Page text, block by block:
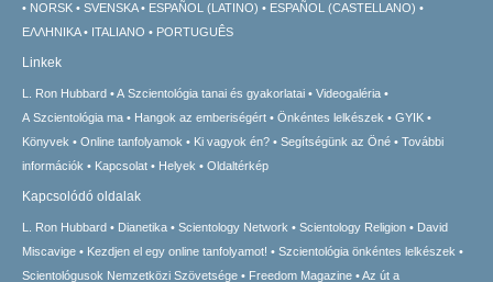
NORSK
SVENSKA ESPAÑOL (LATINO)
ESPAÑOL (CASTELLANO)
ΕΛΛΗΝΙΚA
ITALIANO PORTUGUÊS
Linkek
L. Ron Hubbard A Szcientológia tanai és gyakorlatai
Videogaléria
A Szcientológia ma
Hangok az emberiségért Önkéntes lelkészek
GYIK
Könyvek
Online tanfolyamok Ki vagyok én? Segítségünk az Öné
További
információk
Kapcsolat Helyek Oldaltérkép
Kapcsolódó oldalak
L. Ron Hubbard Dianetika Scientology Network Scientology Religion
David
Miscavige
Kezdjen el egy online tanfolyamot!
Szcientológia önkéntes lelkészek
Scientológusok Nemzetközi Szövetsége
Freedom Magazine Az út a